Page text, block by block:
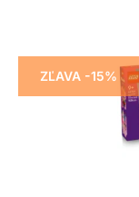
ZĽAVA -15%